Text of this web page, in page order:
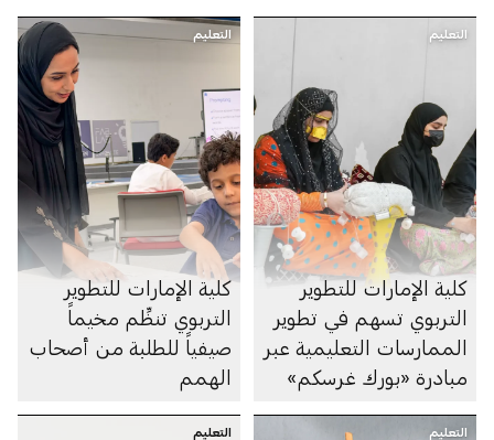
التعليم
كلية الإمارات للتطوير
التربوي تسهم في تطوير
الممارسات التعليمية عبر
مبادرة «بورك غرسكم»
التعليم
كلية الإمارات للتطوير
التربوي تنظِّم مخيماً
صيفياً للطلبة من أصحاب
الهمم
التعليم التعليم